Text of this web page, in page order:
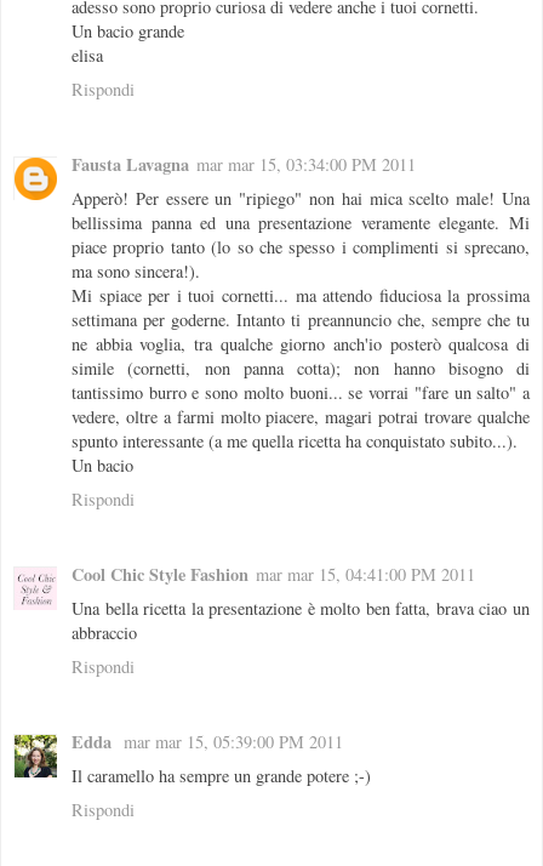
adesso sono proprio curiosa di vedere anche i tuoi cornetti.
Un bacio grande
elisa
Rispondi
Fausta Lavagna mar mar 15, 03:34:00 PM 2011
Apperò! Per essere un "ripiego" non hai mica scelto male! Una
bellissima panna ed una presentazione veramente elegante. Mi
piace proprio tanto (lo so che spesso i complimenti si sprecano,
ma sono sincera!).
Mi spiace per i tuoi cornetti... ma attendo fiduciosa la prossima
settimana per goderne. Intanto ti preannuncio che, sempre che tu
ne abbia voglia, tra qualche giorno anch'io posterò qualcosa di
simile (cornetti, non panna cotta); non hanno bisogno di
tantissimo burro e sono molto buoni... se vorrai "fare un salto" a
vedere, oltre a farmi molto piacere, magari potrai trovare qualche
spunto interessante (a me quella ricetta ha conquistato subito...).
Un bacio
Rispondi
Cool Chic Style Fashion mar mar 15, 04:41:00 PM 2011
Una bella ricetta la presentazione è molto ben fatta, brava ciao un
abbraccio
Rispondi
Edda mar mar 15, 05:39:00 PM 2011
Il caramello ha sempre un grande potere ;-)
Rispondi